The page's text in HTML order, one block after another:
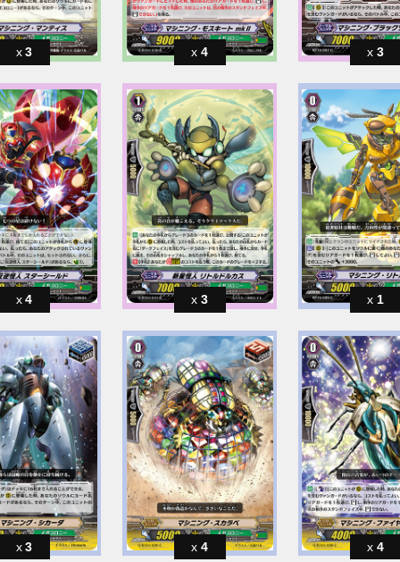
3 4 3
4 3 1
3 4 4